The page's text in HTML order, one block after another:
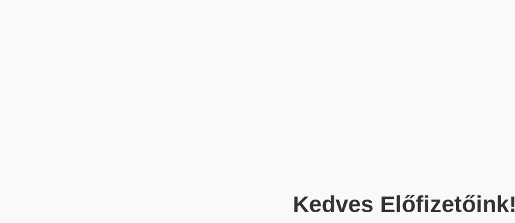
Kedves Előfizetőink!